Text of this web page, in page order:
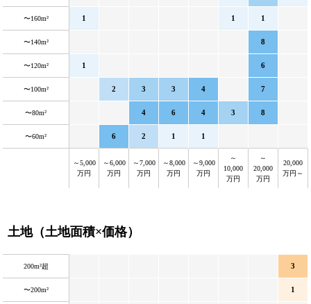
〜160m² 1 1 1
〜140m² 8
〜120m² 1 6
〜100m² 2 3 3 4 7
〜80m² 4 6 4 3 8
〜60m² 6 2 1 1
～5,000
万円
～6,000
万円
～7,000
万円
～8,000
万円
～9,000
万円
～
10,000
万円
～
20,000
万円
20,000
万円～
土地（土地面積×価格）
200m²超 3
〜200m² 1